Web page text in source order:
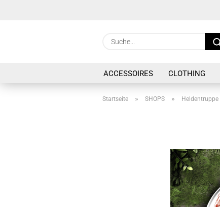
ACCESSOIRES CLOTHING
Startseite » SHOPS » Heldentruppe